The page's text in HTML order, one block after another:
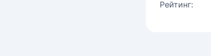
Рейтинг: